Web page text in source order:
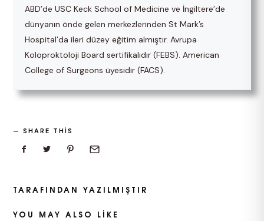
ABD’de USC Keck School of Medicine ve İngiltere’de
dünyanın önde gelen merkezlerinden St Mark’s
Hospital’da ileri düzey eğitim almıştır. Avrupa
Koloproktoloji Board sertifikalıdır (FEBS). American
College of Surgeons üyesidir (FACS).
SHARE THIS
TARAFINDAN YAZILMIŞTIR
YOU MAY ALSO LIKE